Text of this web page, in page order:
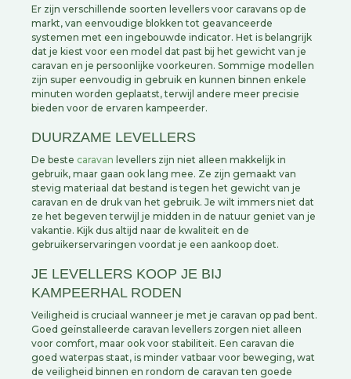
Er zijn verschillende soorten levellers voor caravans op de
markt, van eenvoudige blokken tot geavanceerde
systemen met een ingebouwde indicator. Het is belangrijk
dat je kiest voor een model dat past bij het gewicht van je
caravan en je persoonlijke voorkeuren. Sommige modellen
zijn super eenvoudig in gebruik en kunnen binnen enkele
minuten worden geplaatst, terwijl andere meer precisie
bieden voor de ervaren kampeerder.
DUURZAME LEVELLERS
De beste caravan levellers zijn niet alleen makkelijk in
gebruik, maar gaan ook lang mee. Ze zijn gemaakt van
stevig materiaal dat bestand is tegen het gewicht van je
caravan en de druk van het gebruik. Je wilt immers niet dat
ze het begeven terwijl je midden in de natuur geniet van je
vakantie. Kijk dus altijd naar de kwaliteit en de
gebruikerservaringen voordat je een aankoop doet.
JE LEVELLERS KOOP JE BIJ
KAMPEERHAL RODEN
Veiligheid is cruciaal wanneer je met je caravan op pad bent.
Goed geïnstalleerde caravan levellers zorgen niet alleen
voor comfort, maar ook voor stabiliteit. Een caravan die
goed waterpas staat, is minder vatbaar voor beweging, wat
de veiligheid binnen en rondom de caravan ten goede